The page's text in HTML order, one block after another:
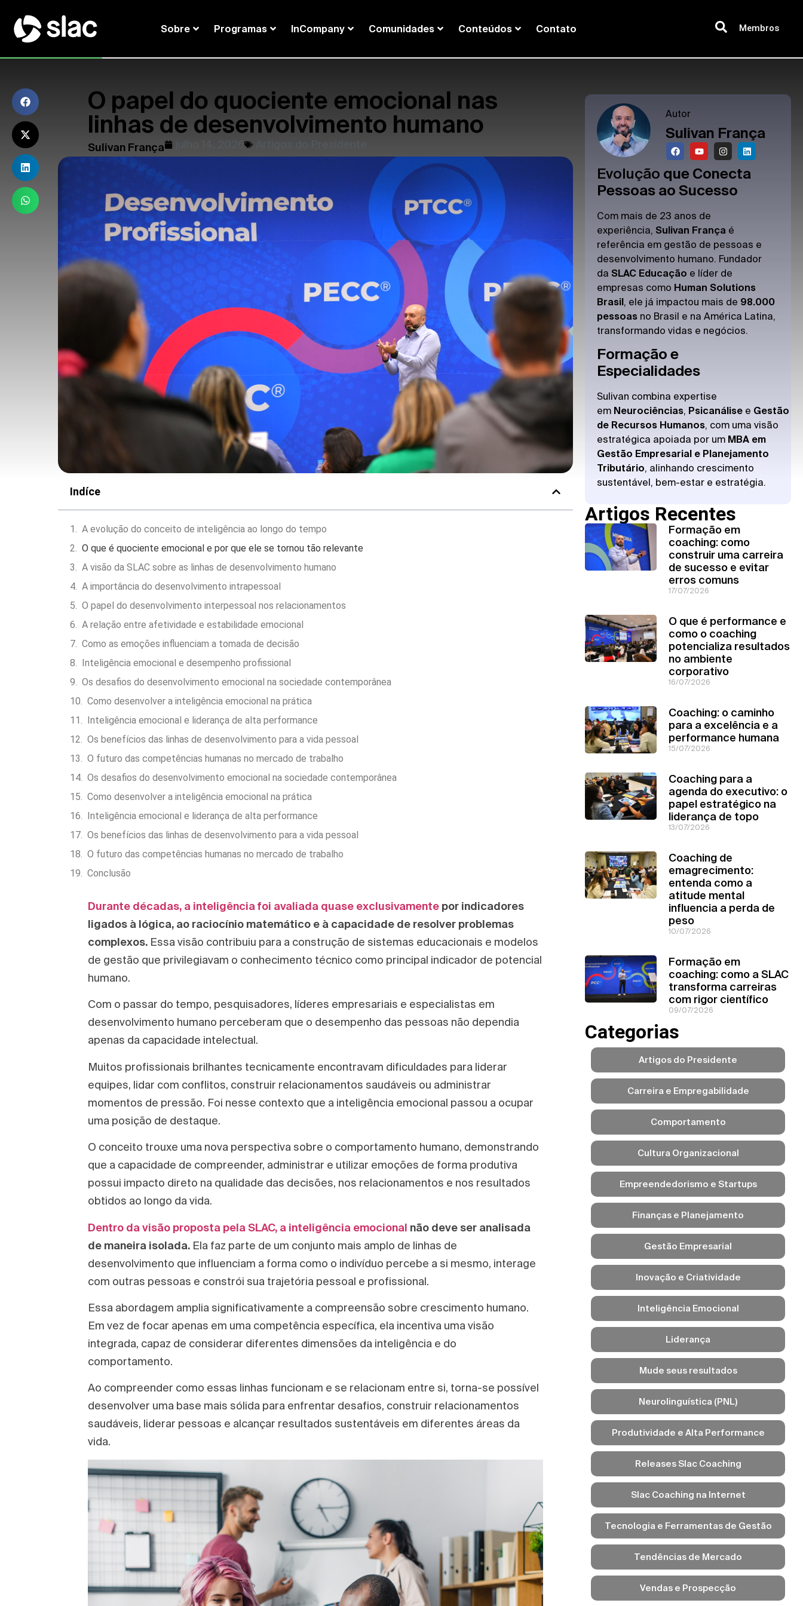
Sobre Programas InCompany Comunidades Conteúdos Contato Membros
O papel do quociente emocional nas
linhas de desenvolvimento humano
Sulivan França
Indíce
A evolução do conceito de inteligência ao longo do tempo
O que é quociente emocional e por que ele se tornou tão relevante
A visão da SLAC sobre as linhas de desenvolvimento humano
A importância do desenvolvimento intrapessoal
O papel do desenvolvimento interpessoal nos relacionamentos
A relação entre afetividade e estabilidade emocional
Como as emoções influenciam a tomada de decisão
Inteligência emocional e desempenho profissional
Os desafios do desenvolvimento emocional na sociedade contemporânea
Como desenvolver a inteligência emocional na prática
Inteligência emocional e liderança de alta performance
Os benefícios das linhas de desenvolvimento para a vida pessoal
O futuro das competências humanas no mercado de trabalho
Os desafios do desenvolvimento emocional na sociedade contemporânea
Como desenvolver a inteligência emocional na prática
Inteligência emocional e liderança de alta performance
Os benefícios das linhas de desenvolvimento para a vida pessoal
O futuro das competências humanas no mercado de trabalho
Conclusão
Durante décadas, a inteligência foi avaliada quase exclusivamentepor indicadores
ligados à lógica, ao raciocínio matemático e à capacidade de resolver problemas
complexos. Essa visão contribuiu para a construção de sistemas educacionais e modelos
de gestão que privilegiavam o conhecimento técnico como principal indicador de potencial
humano.
Com o passar do tempo, pesquisadores, líderes empresariais e especialistas em
desenvolvimento humano perceberam que o desempenho das pessoas não dependia
apenas da capacidade intelectual.
Muitos profissionais brilhantes tecnicamente encontravam dificuldades para liderar
equipes, lidar com conflitos, construir relacionamentos saudáveis ou administrar
momentos de pressão. Foi nesse contexto que a inteligência emocional passou a ocupar
uma posição de destaque.
O conceito trouxe uma nova perspectiva sobre o comportamento humano, demonstrando
que a capacidade de compreender, administrar e utilizar emoções de forma produtiva
possui impacto direto na qualidade das decisões, nos relacionamentos e nos resultados
obtidos ao longo da vida.
Dentro da visão proposta pela SLAC, a inteligência emocional não deve ser analisada
de maneira isolada. Ela faz parte de um conjunto mais amplo de linhas de
desenvolvimento que influenciam a forma como o indivíduo percebe a si mesmo, interage
com outras pessoas e constrói sua trajetória pessoal e profissional.
Essa abordagem amplia significativamente a compreensão sobre crescimento humano.
Em vez de focar apenas em uma competência específica, ela incentiva uma visão
integrada, capaz de considerar diferentes dimensões da inteligência e do
comportamento.
Ao compreender como essas linhas funcionam e se relacionam entre si, torna-se possível
desenvolver uma base mais sólida para enfrentar desafios, construir relacionamentos
saudáveis, liderar pessoas e alcançar resultados sustentáveis em diferentes áreas da
vida.
Autor
Sulivan França
Evolução que Conecta
Pessoas ao Sucesso
Com mais de 23 anos de
experiência,Sulivan França é
referência em gestão de pessoas e
desenvolvimento humano. Fundador
daSLAC Educação e líder de
empresas como Human Solutions
Brasil, ele já impactou mais de 98.000
pessoas no Brasil e na América Latina,
transformando vidas e negócios.
Formação e
Especialidades
Sulivan combina expertise
em Neurociências, Psicanálise e Gestão
de Recursos Humanos, com uma visão
estratégica apoiada por um MBA em
Gestão Empresarial e Planejamento
Tributário, alinhando crescimento
sustentável, bem-estar e estratégia.
Artigos Recentes
Formação em
coaching: como
construir uma carreira
de sucesso e evitar
erros comuns
17/07/2026
O que é performance e
como o coaching
potencializa resultados
no ambiente
corporativo
16/07/2026
Coaching: o caminho
para a excelência e a
performance humana
15/07/2026
Coaching para a
agenda do executivo: o
papel estratégico na
liderança de topo
13/07/2026
Coaching de
emagrecimento:
entenda como a
atitude mental
influencia a perda de
peso
10/07/2026
Formação em
coaching: como a SLAC
transforma carreiras
com rigor científico
09/07/2026
Categorias
Artigos do Presidente
Carreira e Empregabilidade
Comportamento
Cultura Organizacional
Empreendedorismo e Startups
Finanças e Planejamento
Gestão Empresarial
Inovação e Criatividade
Inteligência Emocional
Liderança
Mude seus resultados
Neurolinguística (PNL)
Produtividade e Alta Performance
Releases Slac Coaching
Slac Coaching na Internet
Tecnologia e Ferramentas de Gestão
Tendências de Mercado
Vendas e Prospecção